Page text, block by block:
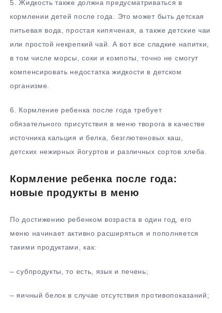
5. Жидкость также должна предусматриваться в
кормлении детей после года. Это может быть детская
питьевая вода, простая кипяченая, а также детские чаи
или простой некрепкий чай. А вот все сладкие напитки,
в том числе морсы, соки и компоты, точно не смогут
компенсировать недостатка жидкости в детском
организме.
6. Кормление ребенка после года требует
обязательного присутствия в меню творога в качестве
источника кальция и белка, безглютеновых каш,
детских нежирных йогуртов и различных сортов хлеба.
Кормление ребенка после года:
новые продукты в меню
По достижению ребенком возраста в один год, его
меню начинает активно расширяться и пополняется
такими продуктами, как:
– субпродукты, то есть, язык и печень;
– яичный белок в случае отсутствия противопоказаний;